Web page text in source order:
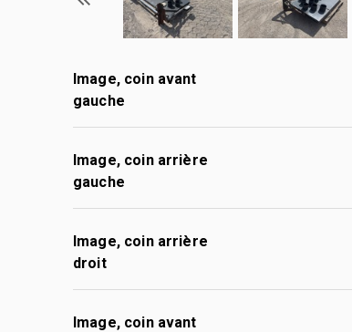
Image, coin avant
gauche
Image, coin arrière
gauche
Image, coin arrière
droit
Image, coin avant